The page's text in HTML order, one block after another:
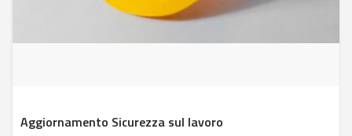
Aggiornamento Sicurezza sul lavoro